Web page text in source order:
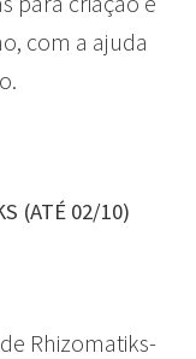
com a ajuda
(ATÉ 02/10)
Rhizomatiks-